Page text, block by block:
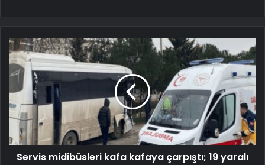
Servis midibüsleri kafa kafaya çarpıştı; 19 yaralı